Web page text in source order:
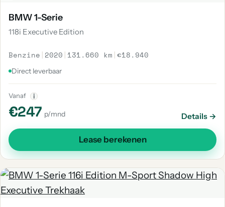
BMW 1-Serie
118i Executive Edition
Benzine | 2020 | 131.660 km |€18.940
Direct leverbaar
Vanaf i
€247 p/mnd Details →
Lease berekenen